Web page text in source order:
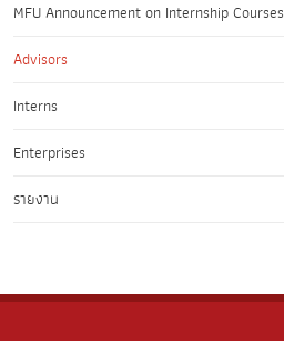
MFU Announcement on Internship Courses
Advisors
Interns
Enterprises
รายงาน